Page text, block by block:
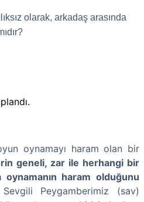
olarak, arkadaş arasında
oynamayı haram olan bir
geneli, zar ile herhangi bir
haram olduğunu
Peygamberimiz (sav)